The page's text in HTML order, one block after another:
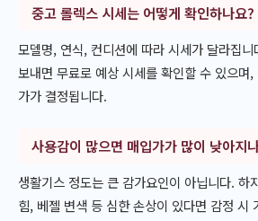
중고 롤렉스 시세는 어떻게 확인하나요?
모델명, 연식, 컨디션에 따라 시세가 달라집
보내면 무료로 예상 시세를 확인할 수 있으며
가가 결정됩니다.
사용감이 많으면 매입가가 많이 낮아지
생활기스 정도는 큰 감가요인이 아닙니다. 하
힘, 베젤 변색 등 심한 손상이 있다면 감정 시